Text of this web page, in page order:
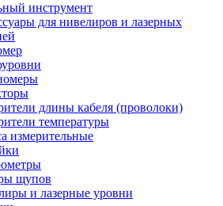
инструмент
для нивелиров и лазерных
длины кабеля (проволоки)
температуры
измерительные
щупов
и лазерные уровни